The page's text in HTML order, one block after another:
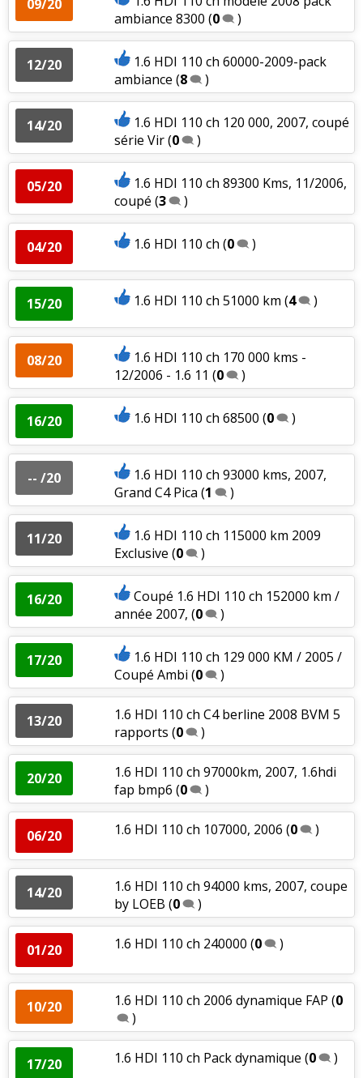
09/20
ambiance 8300 (0 )
12/20
1.6 HDI 110 ch 60000-2009-pack
ambiance (8 )
14/20
1.6 HDI 110 ch 120 000, 2007, coupé
série Vir(0 )
05/20
1.6 HDI 110 ch 89300 Kms, 11/2006,
coupé (3 )
04/20 1.6 HDI 110 ch (0 )
15/20 1.6 HDI 110 ch 51000 km (4 )
08/20
1.6 HDI 110 ch 170 000 kms -
12/2006 - 1.6 11 (0 )
16/20 1.6 HDI 110 ch 68500 (0 )
-- /20
1.6 HDI 110 ch 93000 kms, 2007,
Grand C4 Pica (1 )
11/20
1.6 HDI 110 ch 115000 km 2009
Exclusive (0 )
16/20
Coupé 1.6 HDI 110 ch 152000 km /
année 2007, (0 )
17/20
1.6 HDI 110 ch 129 000 KM / 2005 /
Coupé Ambi (0 )
13/20
1.6 HDI 110 ch C4 berline 2008 BVM 5
rapports (0 )
20/20
1.6 HDI 110 ch 97000km, 2007, 1.6hdi
fap bmp6 (0 )
06/20 1.6 HDI 110 ch 107000, 2006 (0 )
14/20
1.6 HDI 110 ch 94000 kms, 2007, coupe
by LOEB (0 )
01/20 1.6 HDI 110 ch 240000 (0 )
10/20 1.6 HDI 110 ch 2006 dynamique FAP (0
)
17/20 1.6 HDI 110 ch Pack dynamique (0 )